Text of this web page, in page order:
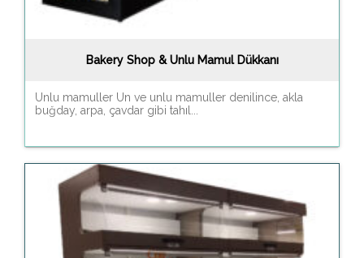
Bakery Shop & Unlu Mamul Dükkanı
Unlu mamuller Un ve unlu mamuller denilince, akla
buğday, arpa, çavdar gibi tahıl...